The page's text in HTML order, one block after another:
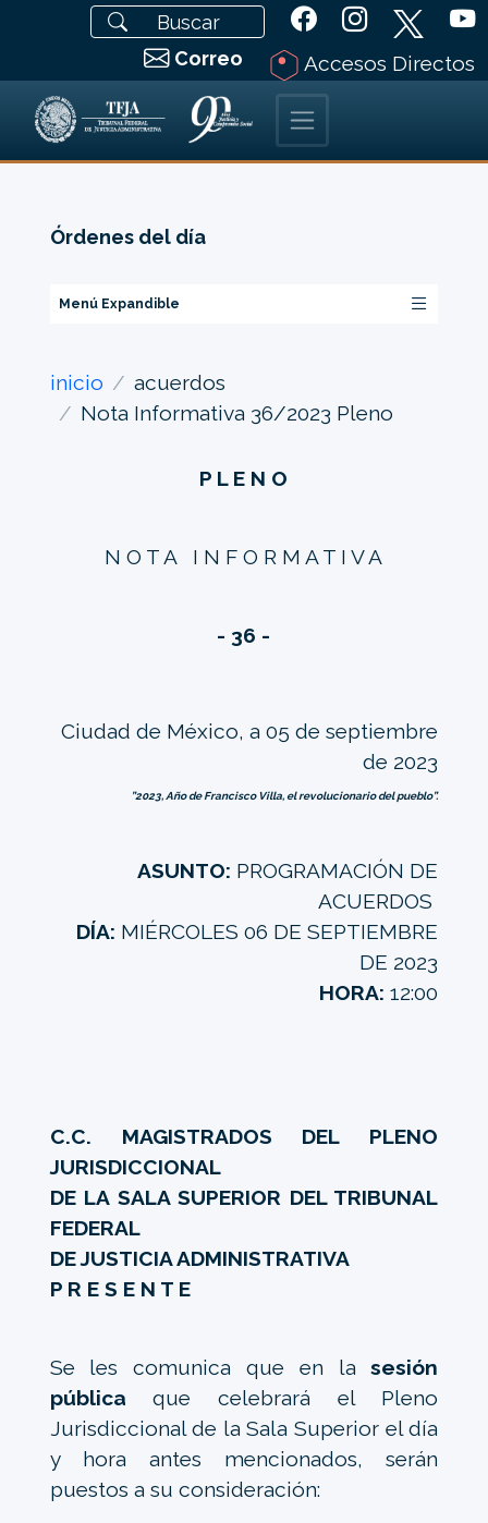
Correo Accesos Directos
Órdenes del día
Menú Expandible
inicio
acuerdos
Nota Informativa 36/2023 Pleno
P L E N O
N O T A I N F O R M A T I V A
- 36 -
Ciudad de México, a 05 de septiembre
de 2023
”2023, Año de Francisco Villa, el revolucionario del pueblo”.
ASUNTO: PROGRAMACIÓN DE
ACUERDOS
DÍA: MIÉRCOLES 06 DE SEPTIEMBRE
DE 2023
HORA: 12:00
C.C. MAGISTRADOS DEL PLENO
JURISDICCIONAL
DE LA SALA SUPERIOR DEL TRIBUNAL
FEDERAL
DE JUSTICIA ADMINISTRATIVA
P R E S E N T E
Se les comunica que en lasesión
pública que celebrará el Pleno
Jurisdiccional de la Sala Superior el día
y hora antes mencionados, serán
puestos a su consideración: